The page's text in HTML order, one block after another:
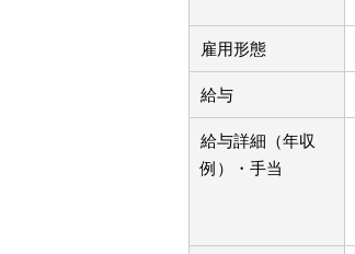
雇用形態
給与
給与詳細（年収
例）・手当